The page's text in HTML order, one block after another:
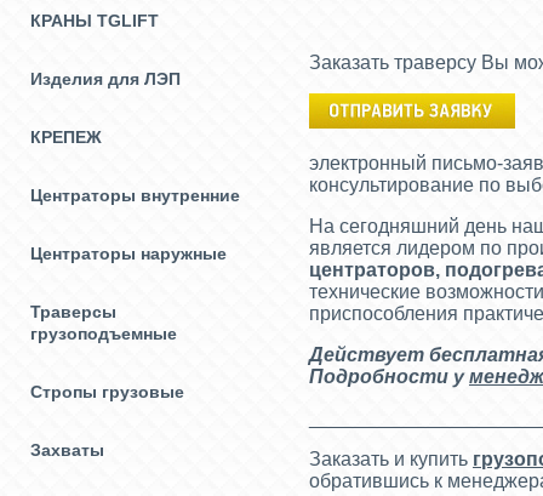
КРАНЫ TGLIFT
Изделия для ЛЭП
КРЕПЕЖ
Центраторы внутренние
Центраторы наружные
Траверсы
грузоподъемные
Стропы грузовые
Захваты
Заказать траверсу Вы
электронный письмо-
консультирование по
На сегодняшний день
является лидером по
центраторов,
технические
приспособления
Действует
Подробности у
Заказать и купить
обратившись к